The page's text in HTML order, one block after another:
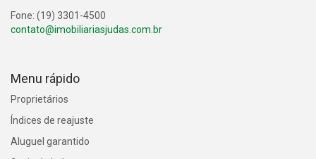
Fone: (19) 3301-4500
contato@imobiliariasjudas.com.br
Menu rápido
Proprietários
Índices de reajuste
Aluguel garantido